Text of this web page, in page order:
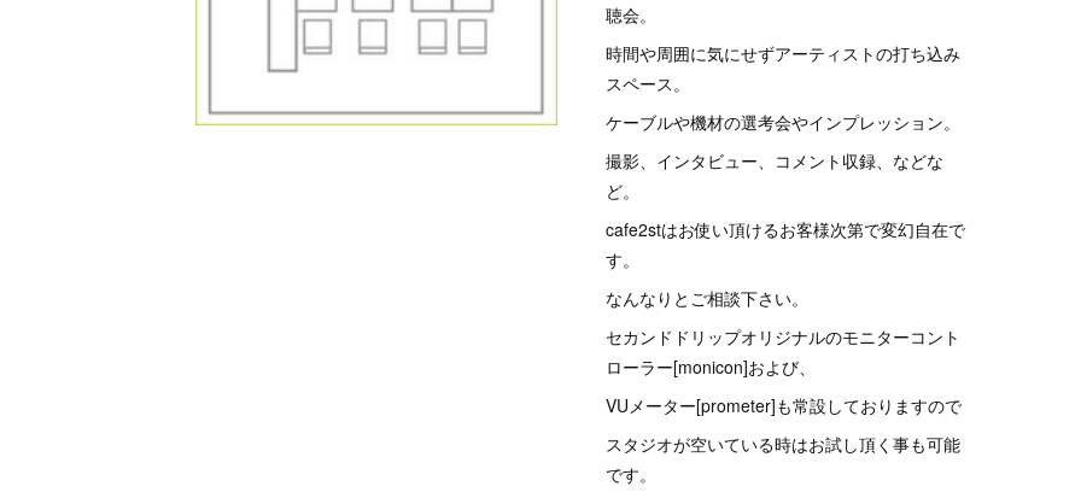
聴会。
時間や周囲に気にせずアーティストの打ち込み
スペース。
ケーブルや機材の選考会やインプレッション。
撮影、インタビュー、コメント収録、などな
ど。
cafe2stはお使い頂けるお客様次第で変幻自在で
す。
なんなりとご相談下さい。
セカンドドリップオリジナルのモニターコント
ローラー[monicon]および、
VUメーター[prometer]も常設しておりますので
スタジオが空いている時はお試し頂く事も可能
です。